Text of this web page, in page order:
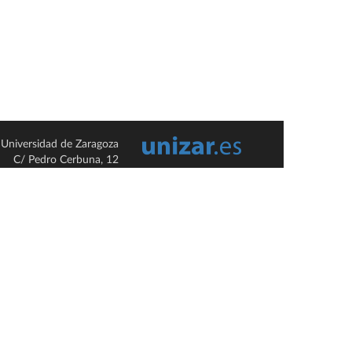
Universidad de Zaragoza
C/ Pedro Cerbuna, 12